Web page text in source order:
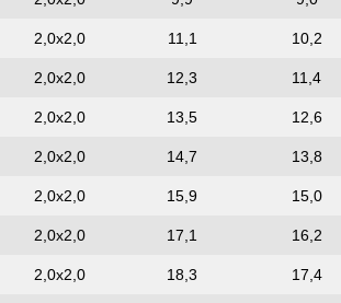
2,0х2,0 11,1 10,2
2,0х2,0 12,3 11,4
2,0х2,0 13,5 12,6
2,0х2,0 14,7 13,8
2,0х2,0 15,9 15,0
2,0х2,0 17,1 16,2
2,0х2,0 18,3 17,4